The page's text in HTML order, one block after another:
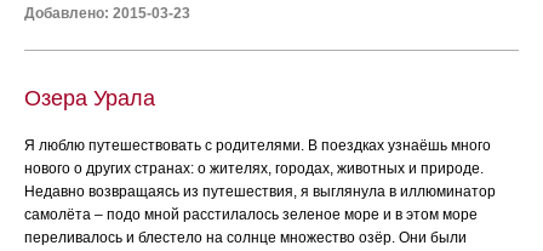
Добавлено: 2015-03-23
Озера Урала
Я люблю путешествовать с родителями. В поездках узнаёшь много
нового о других странах: о жителях, городах, животных и природе.
Недавно возвращаясь из путешествия, я выглянула в иллюминатор
самолёта – подо мной расстилалось зеленое море и в этом море
переливалось и блестело на солнце множество озёр. Они были